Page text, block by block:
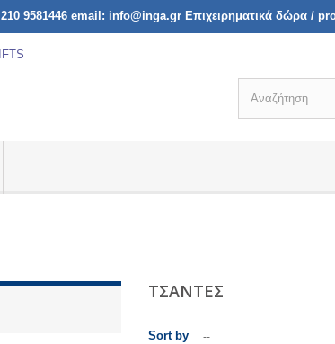
210 9581446 email: info@inga.gr Επιχειρηματικά δώρα /
ΤΣΑΝΤΕΣ
Sort by --